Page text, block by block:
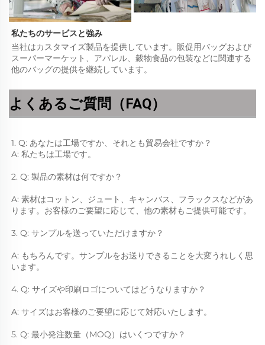
私たちのサービスと強み
当社はカスタマイズ製品を提供しています。販促用バッグおよび
スーパーマーケット、アパレル、穀物食品の包装などに関連する
他のバッグの提供を継続しています。
よくあるご質問（FAQ）
1. Q: あなたは工場ですか、それとも貿易会社ですか？
A: 私たちは工場です。
2. Q: 製品の素材は何ですか？
A: 素材はコットン、ジュート、キャンバス、フラックスなどがあ
ります。お客様のご要望に応じて、他の素材もご提供可能です。
3. Q: サンプルを送っていただけますか？
A: もちろんです。サンプルをお送りできることを大変うれしく思
います。
4. Q: サイズや印刷ロゴについてはどうなりますか？
A: サイズはお客様のご要望に応じて対応いたします。
5. Q: 最小発注数量（MOQ）はいくつですか？